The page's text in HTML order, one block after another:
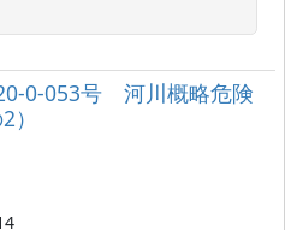
0-053号 河川概略危険